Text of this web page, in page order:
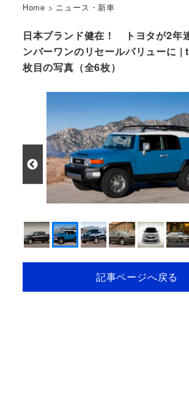
Home > ニュース・新車
日本ブランド健在！ トヨタが2年
ンバーワンのリセールバリューに
枚目の写真（全6枚）
記事ページへ戻る